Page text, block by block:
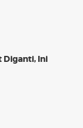
Diganti, Ini